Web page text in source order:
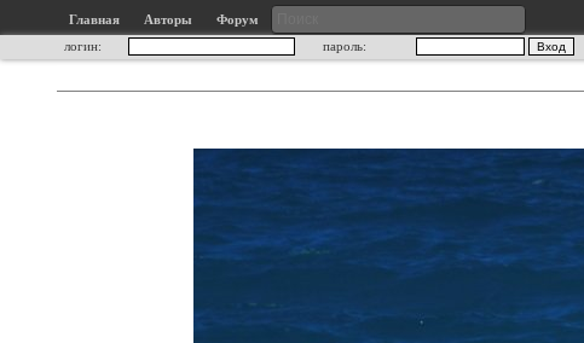
Главная Авторы
Форум
логин:
пароль: